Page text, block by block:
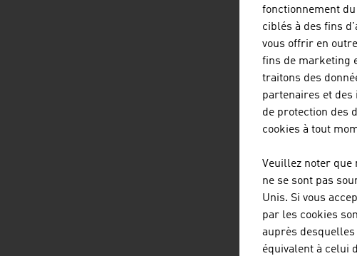
FRESH
listen
listen
fonctionnement
ciblés à des fins
vous offrir en
fins de marketing
traitons des
partenaires et
de protection des
cookies à tout
Veuillez noter que
ne se sont pas
Unis. Si vous
par les cookies
auprès desquelles
équivalent à celui